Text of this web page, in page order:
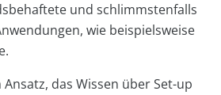
und schlimmstenfalls
wie beispielsweise
das Wissen über Set-up